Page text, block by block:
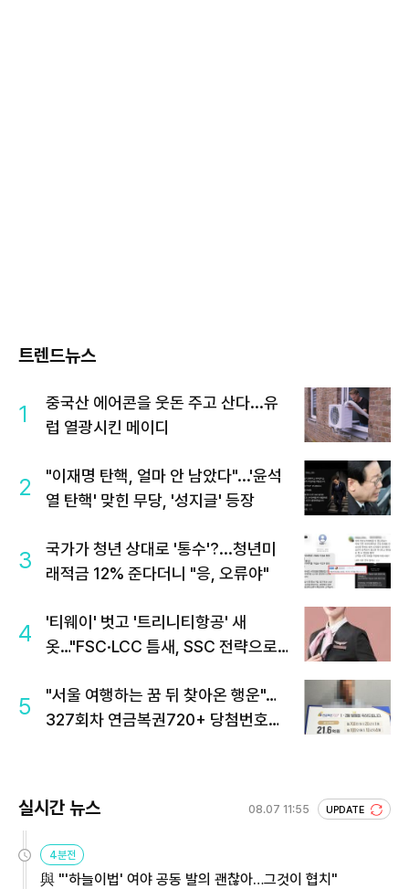
트렌드뉴스
1
중국산 에어콘을 웃돈 주고 산다...유
럽 열광시킨 메이디
2
"이재명 탄핵, 얼마 안 남았다"...'윤석
열 탄핵' 맞힌 무당, '성지글' 등장
3
국가가 청년 상대로 '통수'?...청년미
래적금 12% 준다더니 "응, 오류야"
4
'티웨이' 벗고 '트리니티항공' 새
옷…"FSC·LCC 틈새, SSC 전략으로
5
"서울 여행하는 꿈 뒤 찾아온 행운"…
327회차 연금복권720+ 당첨번호조
실시간 뉴스 08.07 11:55 UPDATE
4분전
與 "'하늘이법' 여야 공동 발의 괜찮아…그것이 협치"